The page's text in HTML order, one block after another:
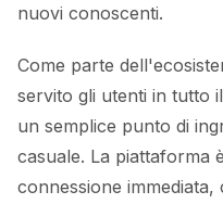
nuovi conoscenti.
Come parte
servito gli utenti in tutto
un semplice punto di
casuale. La piattaforma
connessione